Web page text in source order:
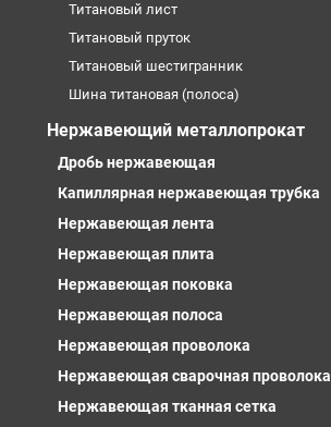
Титановый лист
Титановый пруток
Титановый шестигранник
Шина титановая (полоса)
Нержавеющий металлопрокат
Дробь нержавеющая
Капиллярная нержавеющая трубка
Нержавеющая лента
Нержавеющая плита
Нержавеющая поковка
Нержавеющая полоса
Нержавеющая проволока
Нержавеющая сварочная проволока
Нержавеющая тканная сетка